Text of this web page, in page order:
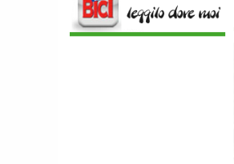
CON AIRBAG INTEGRATO